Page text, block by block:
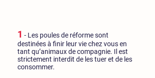
1 - Les poules de réforme sont
destinées à finir leur vie chez vous en
tant qu’animaux de compagnie. Il est
strictement interdit de les tuer et de les
consommer.